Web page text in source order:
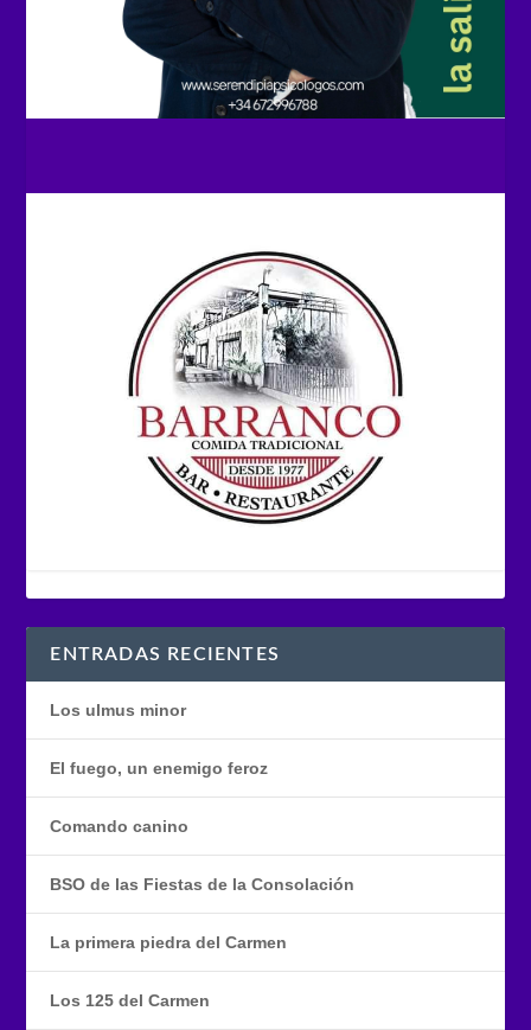
ENTRADAS RECIENTES
Los ulmus minor
El fuego, un enemigo feroz
Comando canino
BSO de las Fiestas de la Consolación
La primera piedra del Carmen
Los 125 del Carmen